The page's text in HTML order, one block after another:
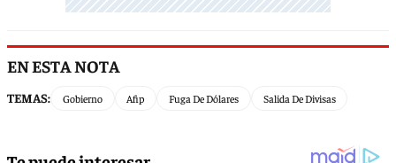
EN ESTA NOTA
TEMAS: Gobierno Afip Fuga De Dólares Salida De Divisas